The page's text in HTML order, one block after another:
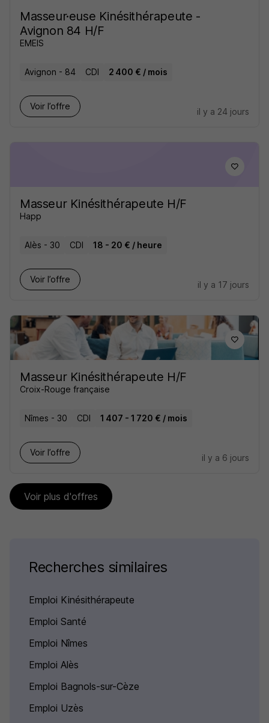
Masseur·euse Kinésithérapeute -
Avignon 84 H/F
EMEIS
Avignon - 84 CDI 2 400 € / mois
Voir l’offre
il y a 24 jours
Masseur Kinésithérapeute H/F
Happ
Alès - 30 CDI 18 - 20 € / heure
Voir l’offre
il y a 17 jours
Masseur Kinésithérapeute H/F
Croix-Rouge française
Nîmes - 30 CDI 1 407 - 1 720 € / mois
Voir l’offre
il y a 6 jours
Voir plus d'offres
Recherches similaires
Emploi Kinésithérapeute
Emploi Santé
Emploi Nîmes
Emploi Alès
Emploi Bagnols-sur-Cèze
Emploi Uzès